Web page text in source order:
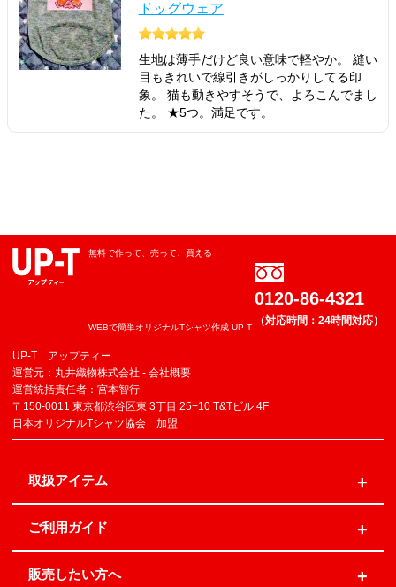
ドッグウェア
生地は薄手だけど良い意味で軽やか。 縫い
目もきれいで線引きがしっかりしてる印
象。 猫も動きやすそうで、よろこんでまし
た。 ★5つ。満足です。
無料で作って、売って、買える
WEBで簡単オリジナルTシャツ作成 UP-T
0120-86-4321
（対応時間：24時間対応）
UP-T アップティー
運営元：丸井織物株式会社 - 会社概要
運営統括責任者：宮本智行
〒150-0011 東京都渋谷区東 3丁目 25−10 T&Tビル 4F
日本オリジナルTシャツ協会 加盟
取扱アイテム
ご利用ガイド
販売したい方へ